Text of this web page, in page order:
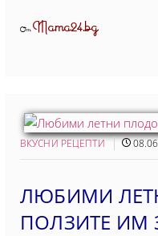
ОтMama24.bg
ВКУСНИ РЕЦЕПТИ
ЛЮБИМИ
ПОЛЗИТЕ ИМ